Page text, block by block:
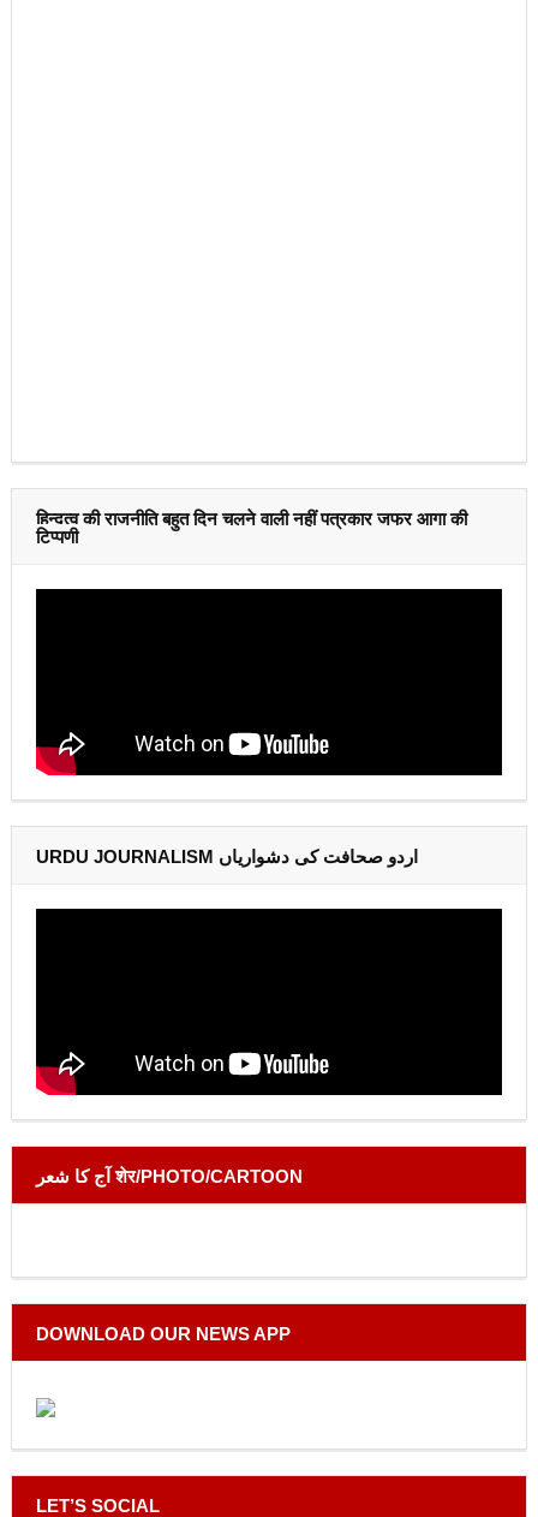
हिन्दुत्व की राजनीति बहुत दिन चलने वाली नहीं पत्रकार जफर आगा की
टिप्पणी
URDU JOURNALISM اردو صحافت کی دشواریاں
آج کا شعر शेर/PHOTO/CARTOON
DOWNLOAD OUR NEWS APP
LET’S SOCIAL